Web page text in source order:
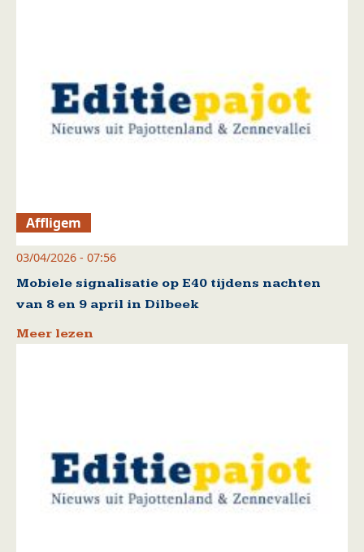
Affligem
03/04/2026 - 07:56
Mobiele signalisatie op E40 tijdens nachten
van 8 en 9 april in Dilbeek
Meer lezen